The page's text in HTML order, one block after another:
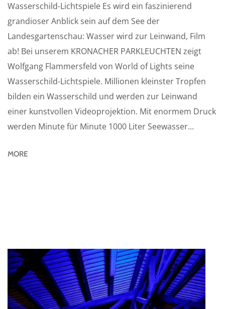
Wasserschild-Lichtspiele Es wird ein faszinierend
grandioser Anblick sein auf dem See der
Landesgartenschau: Wasser wird zur Leinwand, Film
ab! Bei unserem KRONACHER PARKLEUCHTEN zeigt
Wolfgang Flammersfeld von World of Lights seine
Wasserschild-Lichtspiele. Millionen kleinster Tropfen
bilden ein Wasserschild und werden zur Leinwand
einer kunstvollen Videoprojektion. Mit enormem Druck
werden Minute für Minute 1000 Liter Seewasser...
MORE